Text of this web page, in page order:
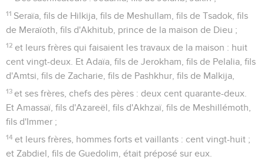
11 Seraïa, fils de Hilkija, fils de Meshullam, fils de Tsadok, fils
de Meraïoth, fils d'Akhitub, prince de la maison de Dieu ;
12 et leurs frères qui faisaient les travaux de la maison : huit
cent vingt-deux. Et Adaïa, fils de Jerokham, fils de Pelalia, fils
d'Amtsi, fils de Zacharie, fils de Pashkhur, fils de Malkija,
13 et ses frères, chefs des pères : deux cent quarante-deux.
Et Amassaï, fils d'Azareël, fils d'Akhzaï, fils de Meshillémoth,
fils d'Immer ;
14 et leurs frères, hommes forts et vaillants : cent vingt-huit ;
et Zabdiel, fils de Guedolim, était préposé sur eux.